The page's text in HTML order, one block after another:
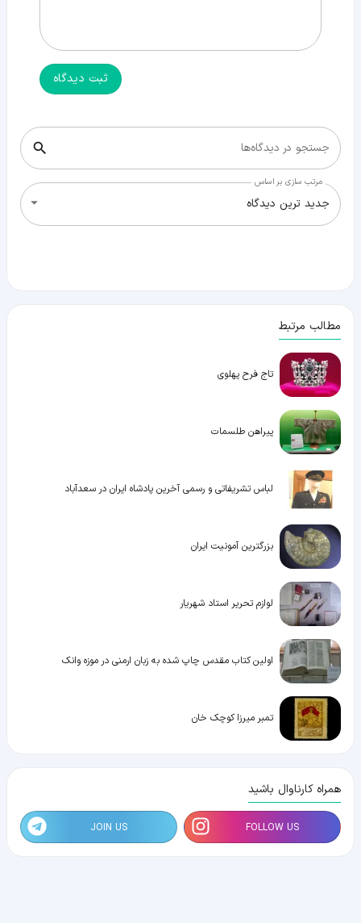
ثبت دیدگاه
جستجو در دیدگاه‌ها
مرتب سازی بر اساس
جدید ترین دیدگاه
مطالب مرتبط
تاج فرح پهلوی
پیراهن طلسمات
لباس تشریفاتی و رسمی آخرین پادشاه ایران در سعدآباد
بزرگترین آمونیت ایران
لوازم تحریر استاد شهریار
اولین کتاب مقدس چاپ شده به زبان ارمنی در موزه وانک
تمبر میرزا کوچک خان
همراه کارناوال باشید
FOLLOW US
JOIN US